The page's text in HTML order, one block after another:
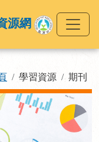
源網
學習資源 期刊